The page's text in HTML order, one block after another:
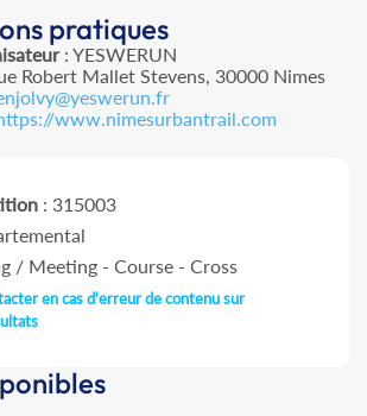
pratiques
: YESWERUN
Robert Mallet Stevens, 30000 Nimes
www.nimesurbantrail.com
: 315003
/ Meeting - Course - Cross
en cas d'erreur de contenu sur